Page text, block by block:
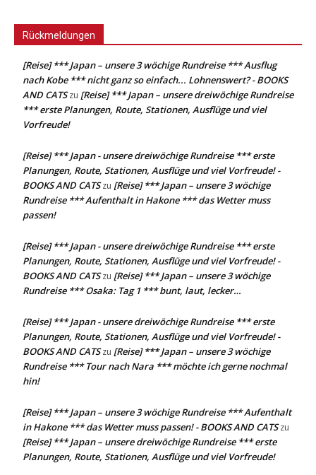
Rückmeldungen
[Reise] *** Japan – unsere 3 wöchige Rundreise *** Ausflug
nach Kobe *** nicht ganz so einfach... Lohnenswert? - BOOKS
AND CATSzu [Reise] *** Japan – unsere dreiwöchige Rundreise
*** erste Planungen, Route, Stationen, Ausflüge und viel
Vorfreude!
[Reise] *** Japan - unsere dreiwöchige Rundreise *** erste
Planungen, Route, Stationen, Ausflüge und viel Vorfreude! -
BOOKS AND CATSzu [Reise] *** Japan – unsere 3 wöchige
Rundreise *** Aufenthalt in Hakone *** das Wetter muss
passen!
[Reise] *** Japan - unsere dreiwöchige Rundreise *** erste
Planungen, Route, Stationen, Ausflüge und viel Vorfreude! -
BOOKS AND CATSzu [Reise] *** Japan – unsere 3 wöchige
Rundreise *** Osaka: Tag 1 *** bunt, laut, lecker…
[Reise] *** Japan - unsere dreiwöchige Rundreise *** erste
Planungen, Route, Stationen, Ausflüge und viel Vorfreude! -
BOOKS AND CATSzu [Reise] *** Japan – unsere 3 wöchige
Rundreise *** Tour nach Nara *** möchte ich gerne nochmal
hin!
[Reise] *** Japan – unsere 3 wöchige Rundreise *** Aufenthalt
in Hakone *** das Wetter muss passen! - BOOKS AND CATSzu
[Reise] *** Japan – unsere dreiwöchige Rundreise *** erste
Planungen, Route, Stationen, Ausflüge und viel Vorfreude!